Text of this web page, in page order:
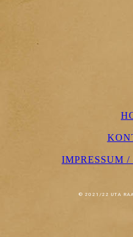
IMPRESSUM
© 2021/22 UTA